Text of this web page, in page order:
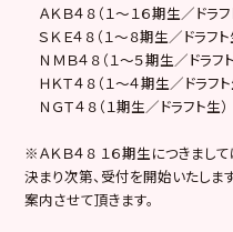
ＡＫＢ４８（１～１６期生／ドラ
ＳＫＥ４８（１～８期生／ドラフト
ＮＭＢ４８（１～５期生／ドラフ
ＨＫＴ４８（１～４期生／ドラフト
ＮＧＴ４８（１期生／ドラフト生）
※ＡＫＢ４８ １６期生につきまし
決まり次第、受付を開始いたしま
案内させて頂きます。